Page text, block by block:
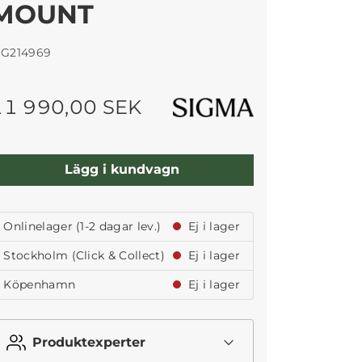
990,00 SEK
Lägg i kundvagn
Onlinelager (1-2 dagar lev.)
Ej i lager
Stockholm (Click & Collect)
Ej i lager
Köpenhamn
Ej i lager
Produktexperter